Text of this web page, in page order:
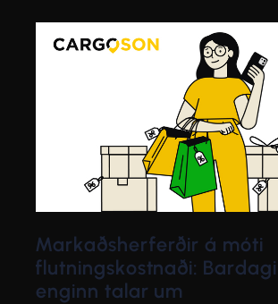
Markaðsherferðir á móti
flutningskostnaði:
enginn talar um